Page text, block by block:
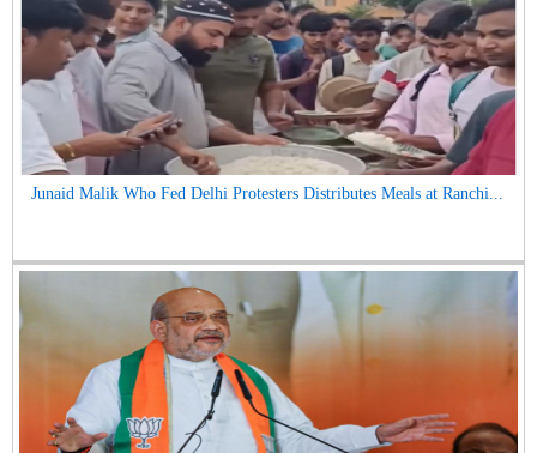
Junaid Malik Who Fed Delhi Protesters Distributes Meals at Ranchi...